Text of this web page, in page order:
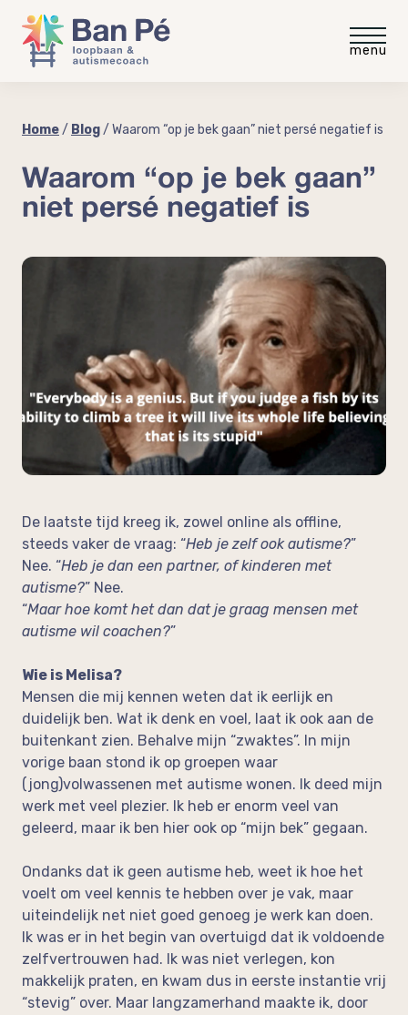
Gratis intakegesprek
Gratis video
Autisme en neurodiversiteit
Welke baan past bij mij?
Voor werkgevers
Gratis werkgevergids
Coaching voor medewerkers
Praktische workshop neurodiversiteit
op de werkvloer
Over mij
In de media
Neem vrijblijvend contact op!
Home/ Blog/ Waarom “op je bek gaan” niet persé negatief is
Waarom “op je bek gaan”
niet persé negatief is
De laatste tijd kreeg ik, zowel online als offline,
steeds vaker de vraag: “Heb je zelf ook autisme?”
Nee. “Heb je dan een partner, of kinderen met
autisme?” Nee.
“Maar hoe komt het dan dat je graag mensen met
autisme wil coachen?”
Wie is Melisa?
Mensen die mij kennen weten dat ik eerlijk en
duidelijk ben. Wat ik denk en voel, laat ik ook aan de
buitenkant zien. Behalve mijn “zwaktes”. In mijn
vorige baan stond ik op groepen waar
(jong)volwassenen met autisme wonen. Ik deed mijn
werk met veel plezier. Ik heb er enorm veel van
geleerd, maar ik ben hier ook op “mijn bek” gegaan.
Ondanks dat ik geen autisme heb, weet ik hoe het
voelt om veel kennis te hebben over je vak, maar
uiteindelijk net niet goed genoeg je werk kan doen.
Ik was er in het begin van overtuigd dat ik voldoende
zelfvertrouwen had. Ik was niet verlegen, kon
makkelijk praten, en kwam dus in eerste instantie vrij
“stevig” over. Maar langzamerhand maakte ik, door